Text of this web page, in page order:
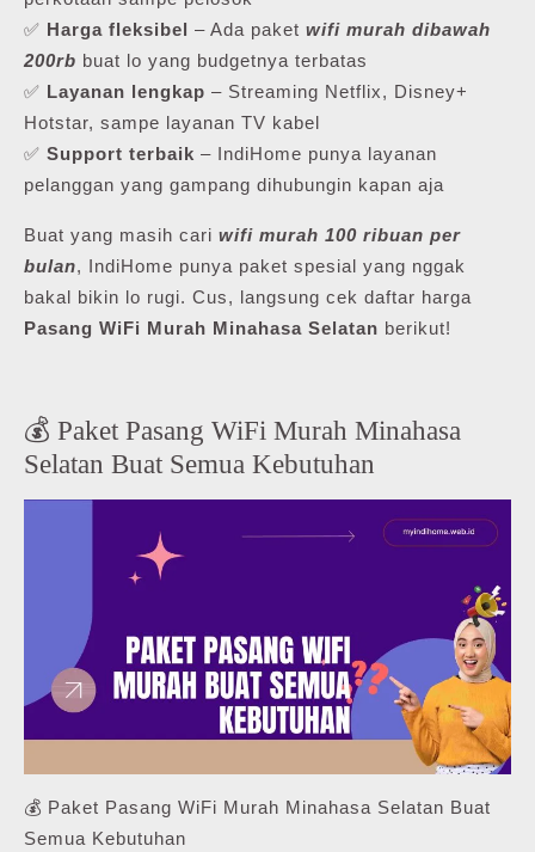
✅ Harga fleksibel – Ada paket wifi murah dibawah
200rb buat lo yang budgetnya terbatas
✅ Layanan lengkap – Streaming Netflix, Disney+
Hotstar, sampe layanan TV kabel
✅ Support terbaik – IndiHome punya layanan
pelanggan yang gampang dihubungin kapan aja
Buat yang masih cari wifi murah 100 ribuan per
bulan, IndiHome punya paket spesial yang nggak
bakal bikin lo rugi. Cus, langsung cek daftar harga
Pasang WiFi Murah Minahasa Selatan berikut!
💰 Paket Pasang WiFi Murah Minahasa
Selatan Buat Semua Kebutuhan
💰 Paket Pasang WiFi Murah Minahasa Selatan Buat
Semua Kebutuhan